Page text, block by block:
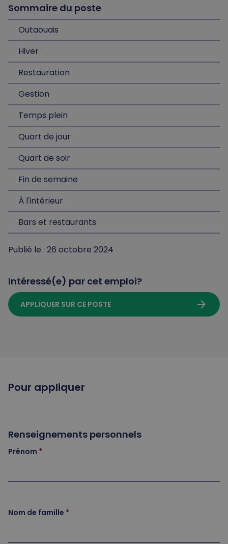
Sommaire du poste
Outaouais
Hiver
Restauration
Gestion
Temps plein
Quart de jour
Quart de soir
Fin de semaine
À l'intérieur
Bars et restaurants
Publié le : 26 octobre 2024
Intéressé(e) par cet emploi?
APPLIQUER SUR CE POSTE arrow_forward
Pour appliquer
Renseignements personnels
Prénom
Nom de famille